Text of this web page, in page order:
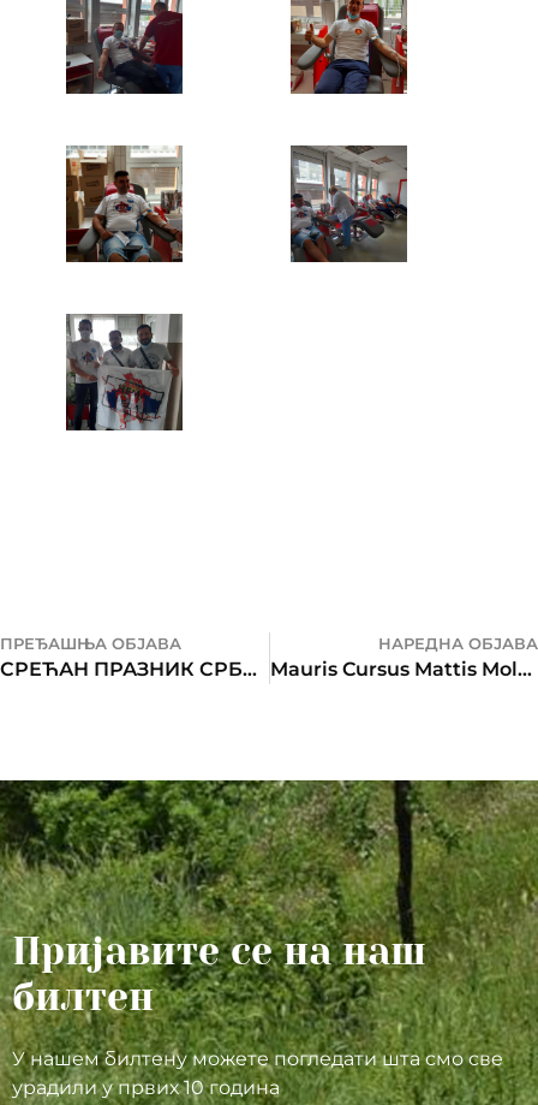
ПРЕЂАШЊА ОБЈАВА
СРЕЋАН ПРАЗНИК СРБАДИЈО !
НАРЕДНА ОБЈАВА
Mauris Cursus Mattis Molestie Aaculis Oterat Pellentesque
Пријавите се на наш
билтен
У нашем билтену можете погледати шта смо све
урадили у првих 10 година